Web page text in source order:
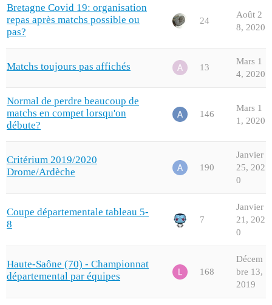
Bretagne Covid 19: organisation
repas après matchs possible ou
pas?
24
Août 2
8, 2020
Matchs toujours pas affichés 13
Mars 1
4, 2020
Normal de perdre beaucoup de
matchs en compet lorsqu'on
débute?
146
Mars 1
1, 2020
Critérium 2019/2020
Drome/Ardèche
190
Janvier
25, 202
0
Coupe départementale tableau 5-
8
7
Janvier
21, 202
0
Haute-Saône (70) - Championnat
départemental par équipes
168
Décem
bre 13,
2019